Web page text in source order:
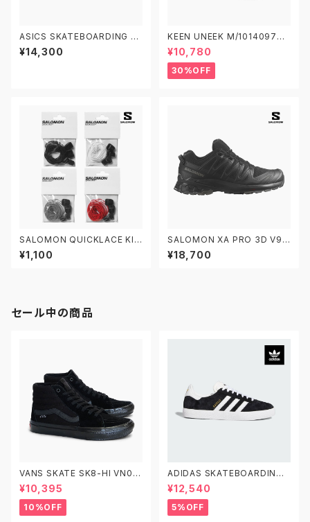
ASICS SKATEBOARDING JA
PAN PRO 1201A920.001 ア
シックス スケートボーディング
¥14,300
KEEN UNEEK M/1014097
W/1014099 キーン ユニーク
¥10,780
30%OFF
SALOMON QUICKLACE KIT
サロモン クイックレース 交換パ
ーツ
¥1,100
SALOMON XA PRO 3D V9
M/L47271800 W/L472727
00 サロモン エックスエープロ
¥18,700
セール中の商品
VANS SKATE SK8-HI VN0A
5FCCBKA 26.0-29.0 ヴァン
ズ スケートスケートハイ
¥10,395
10%OFF
ADIDAS SKATEBOARDING
GAZELLE ADV FX6563 23.0
-29.0 アディダス スケートボー
ディング ガゼルADV スエード
黒白
¥12,540
5%OFF